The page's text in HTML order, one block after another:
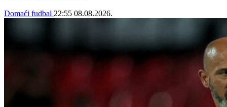
Domaći fudbal 22:55 08.08.2026.